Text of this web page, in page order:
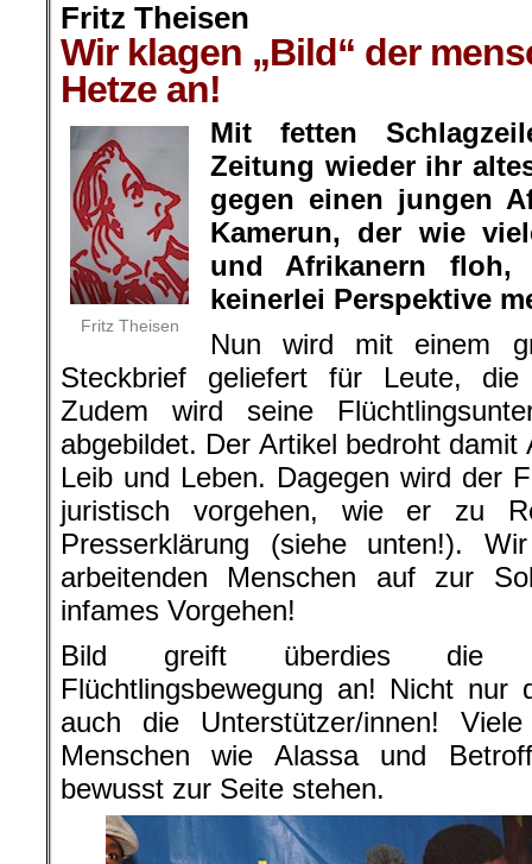
Fritz Theisen
Wir klagen „Bild“ der
Hetze an!
Fritz Theisen
Mit fetten
Zeitung wieder ihr
gegen einen jungen
Kamerun, der wie
und Afrikanern floh,
keinerlei Perspektive
Nun wird mit einem
Steckbrief geliefert für Leute, die
Zudem wird seine
abgebildet. Der Artikel bedroht
Leib und Leben. Dagegen wird der
juristisch vorgehen, wie er zu
Presserklärung (siehe unten!).
arbeitenden Menschen auf zur
infames Vorgehen!
Bild greift überdies die
Flüchtlingsbewegung an! Nicht nur
auch die Unterstützer/innen!
Menschen wie Alassa und
bewusst zur Seite stehen.